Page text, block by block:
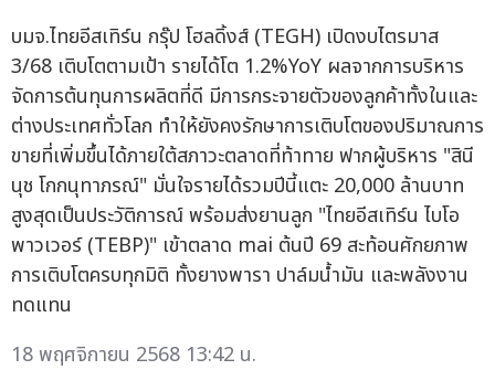
บมจ.ไทยอีสเทิร์น กรุ๊ป โฮลดิ้งส์ (TEGH) เปิดงบไตรมาส
3/68 เติบโตตามเป้า รายได้โต 1.2%YoY ผลจากการบริหาร
จัดการต้นทุนการผลิตที่ดี มีการกระจายตัวของลูกค้าทั้งในและ
ต่างประเทศทั่วโลก ทำให้ยังคงรักษาการเติบโตของปริมาณการ
ขายที่เพิ่มขึ้นได้ภายใต้สภาวะตลาดที่ท้าทาย ฟากผู้บริหาร "สินี
นุช โกกนุทาภรณ์" มั่นใจรายได้รวมปีนี้แตะ 20,000 ล้านบาท
สูงสุดเป็นประวัติการณ์ พร้อมส่งยานลูก "ไทยอีสเทิร์น ไบโอ
พาวเวอร์ (TEBP)" เข้าตลาด mai ต้นปี 69 สะท้อนศักยภาพ
การเติบโตครบทุกมิติ ทั้งยางพารา ปาล์มน้ำมัน และพลังงาน
ทดแทน
18 พฤศจิกายน 2568 13:42 น.